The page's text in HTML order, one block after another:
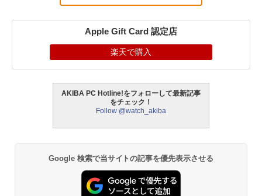
Apple Gift Card 認定店
楽天で購入
AKIBA PC Hotline!をフォローして最新記事
をチェック！
Follow @watch_akiba
Google 検索で当サイトの記事を優先表示させる